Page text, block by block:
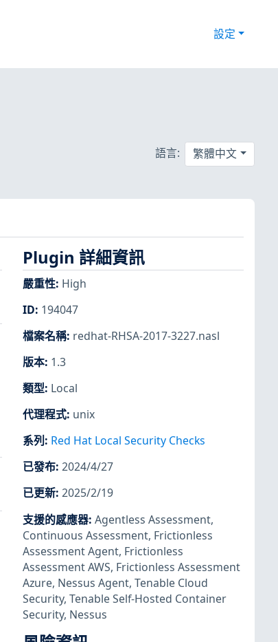
設定
語言: 繁體中文
Plugin 詳細資訊
嚴重性: High
ID: 194047
檔案名稱: redhat-RHSA-2017-3227.nasl
版本: 1.3
類型: Local
代理程式: unix
系列 : Red Hat Local Security Checks
已發布: 2024/4/27
已更新: 2025/2/19
支援的感應器: Agentless Assessment,
Continuous Assessment, Frictionless
Assessment Agent, Frictionless
Assessment AWS, Frictionless Assessment
Azure, Nessus Agent, Tenable Cloud
Security, Tenable Self-Hosted Container
Security, Nessus